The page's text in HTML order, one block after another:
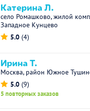
Катерина Л.
село Ромашково, жилой
Западное Кунцево
5.0 (4)
Ирина Т.
Москва, район Южное
5.0 (9)
5 повторных заказов